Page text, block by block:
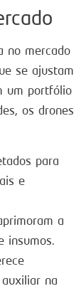
no mercado
se ajustam
um portfólio
os drones
para
e
a
insumos.
na